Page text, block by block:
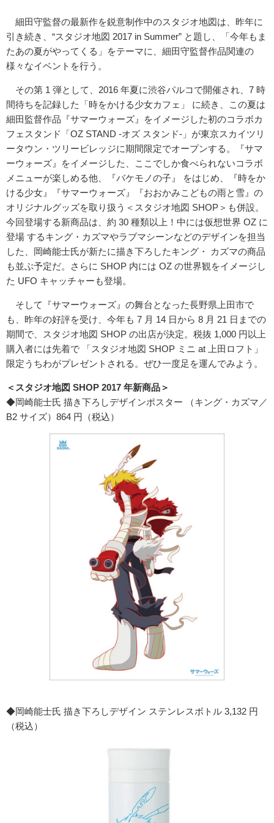
細田守監督の最新作を鋭意制作中のスタジオ地図は、昨年に
引き続き、“スタジオ地図 2017 in Summer” と題し、「今年もま
たあの夏がやってくる」をテーマに、細田守監督作品関連の
様々なイベントを行う。
その第 1 弾として、2016 年夏に渋谷パルコで開催され、7 時
間待ちを記録した「時をかける少女カフェ」 に続き、この夏は
細田監督作品『サマーウォーズ』をイメージした初のコラボカ
フェスタンド「OZ STAND -オズ スタンド-」が東京スカイツリ
ータウン・ツリービレッジに期間限定でオープンする。『サマ
ーウォーズ』をイメージした、ここでしか食べられないコラボ
メニューが楽しめる他、『バケモノの子』 をはじめ、『時をか
ける少女』『サマーウォーズ』『おおかみこどもの雨と雪』の
オリジナルグッズを取り扱う＜スタジオ地図 SHOP＞も併設。
今回登場する新商品は、約 30 種類以上！中には仮想世界 OZ に
登場 するキング・カズマやラブマシーンなどのデザインを担当
した、岡崎能士氏が新たに描き下ろしたキング・ カズマの商品
も並ぶ予定だ。さらに SHOP 内には OZ の世界観をイメージし
た UFO キャッチャーも登場。
そして『サマーウォーズ』の舞台となった長野県上田市で
も、昨年の好評を受け、今年も 7 月 14 日から 8 月 21 日までの
期間で、スタジオ地図 SHOP の出店が決定。税抜 1,000 円以上
購入者には先着で 「スタジオ地図 SHOP ミニ at 上田ロフト」
限定うちわがプレゼントされる。ぜひ一度足を運んでみよう。
＜スタジオ地図 SHOP 2017 年新商品＞
◆岡崎能士氏 描き下ろしデザインポスター （キング・カズマ／
B2 サイズ）864 円（税込）
◆岡崎能士氏 描き下ろしデザイン ステンレスボトル 3,132 円
（税込）